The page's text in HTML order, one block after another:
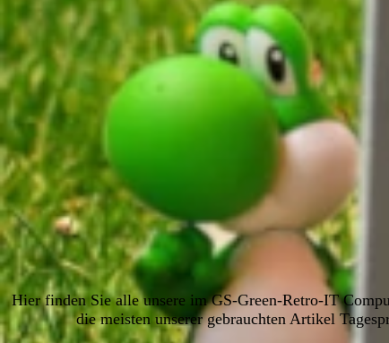
Hier finden Sie alle unsere im GS-Green-Retro-IT
die meisten unserer gebrauchten Artikel